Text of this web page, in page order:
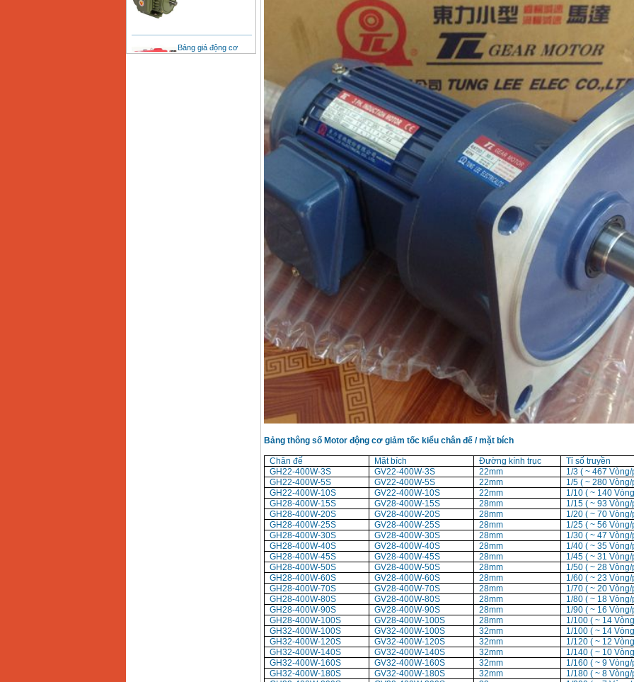
Bảng giá động cơ
diesel đầu nổ diesel
Giá:6500000VND
Bảng thông số Motor động cơ giảm tốc kiểu chân đế / mặt bích
Chân đế Mặt bích Đường kính trục
Tỉ số truyền
GH22-400W-3S
GV22-400W-3S 22mm
1/3 ( ~ 467 Vòng/
GH22-400W-5S
GV22-400W-5S 22mm
1/5 ( ~ 280 Vòng/
GH22-400W-10S
GV22-400W-10S 22mm
1/10 ( ~ 140
GH28-400W-15S
GV28-400W-15S 28mm
1/15 ( ~ 93 Vòng/
GH28-400W-20S
GV28-400W-20S 28mm
1/20 ( ~ 70 Vòng/
GH28-400W-25S
GV28-400W-25S 28mm
1/25 ( ~ 56 Vòng/
GH28-400W-30S
GV28-400W-30S 28mm
1/30 ( ~ 47 Vòng/
GH28-400W-40S
GV28-400W-40S 28mm
1/40 ( ~ 35 Vòng/
GH28-400W-45S
GV28-400W-45S 28mm
1/45 ( ~ 31 Vòng/
GH28-400W-50S
GV28-400W-50S 28mm
1/50 ( ~ 28 Vòng/
GH28-400W-60S
GV28-400W-60S 28mm
1/60 ( ~ 23 Vòng/
GH28-400W-70S
GV28-400W-70S 28mm
1/70 ( ~ 20 Vòng/
GH28-400W-80S
GV28-400W-80S 28mm
1/80 ( ~ 18 Vòng/
GH28-400W-90S
GV28-400W-90S 28mm
1/90 ( ~ 16 Vòng/
GH28-400W-100S
GV28-400W-100S 28mm
1/100 ( ~ 14
GH32-400W-100S
GV32-400W-100S 32mm
1/100 ( ~ 14
GH32-400W-120S
GV32-400W-120S 32mm
1/120 ( ~ 12
GH32-400W-140S
GV32-400W-140S 32mm
1/140 ( ~ 10
GH32-400W-160S
GV32-400W-160S 32mm
1/160 ( ~ 9 Vòng/
GH32-400W-180S
GV32-400W-180S 32mm
1/180 ( ~ 8 Vòng/